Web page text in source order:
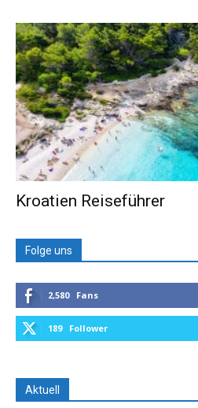
Kroatien Reiseführer
Folge uns
2,580 Fans
189 Follower
Aktuell